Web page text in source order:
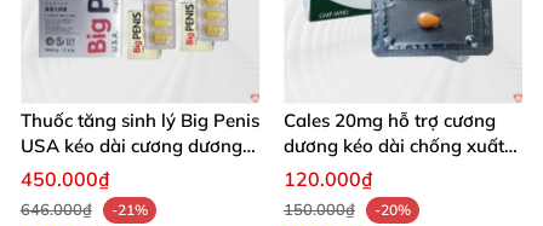
Thuốc tăng sinh lý Big Penis
USA kéo dài cương dương
chống xuất tinh sớm
450.000₫
646.000₫
-21%
Cales 20mg hỗ trợ cương
dương kéo dài chống xuất
tinh sớm thành phần
120.000₫
150.000₫
-20%